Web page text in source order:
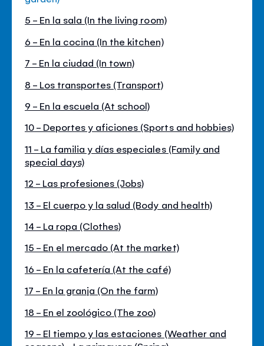
5 - En la sala (In the living room)
6 - En la cocina (In the kitchen)
7 - En la ciudad (In town)
8 - Los transportes (Transport)
9 - En la escuela (At school)
10 - Deportes y aficiones (Sports and hobbies)
11 - La familia y días especiales (Family and
special days)
12 - Las profesiones (Jobs)
13 - El cuerpo y la salud (Body and health)
14 - La ropa (Clothes)
15 - En el mercado (At the market)
16 - En la cafetería (At the café)
17 - En la granja (On the farm)
18 - En el zoológico (The zoo)
19 - El tiempo y las estaciones (Weather and